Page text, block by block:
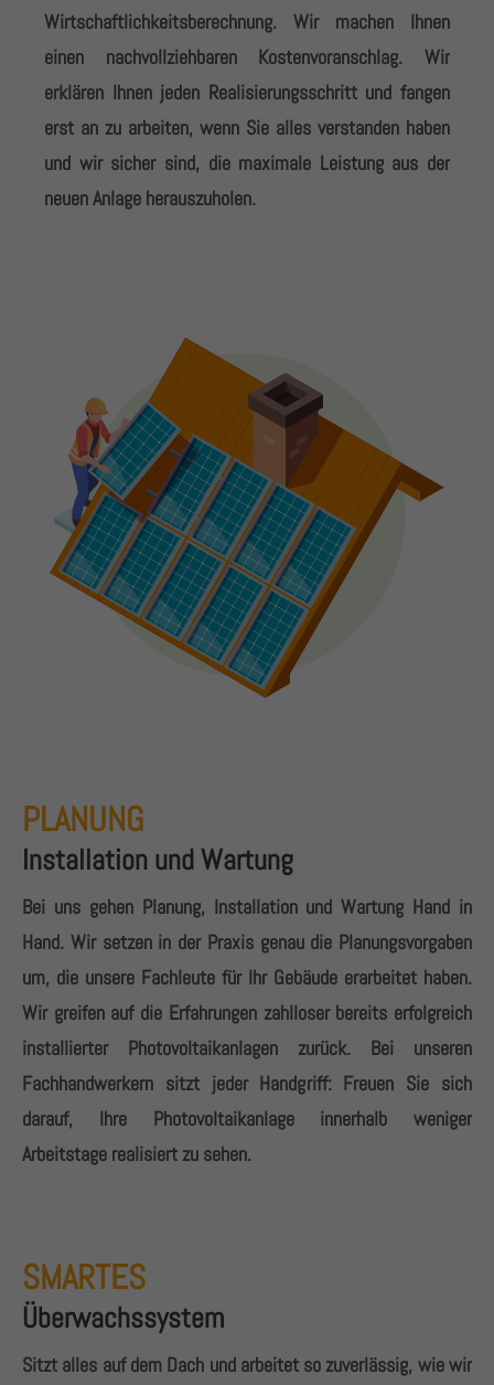
About us
Lorem ipsum dolor sit amet, consectetuer adipiscing
Aenean commodo ligula eget dolor. Aenean massa.
Wirtschaftlichkeitsberechnung. Wir machen Ihnen
einen nachvollziehbaren Kostenvoranschlag. Wir
erklären Ihnen jeden Realisierungsschritt und fangen
erst an zu arbeiten, wenn Sie alles verstanden haben
und wir sicher sind, die maximale Leistung aus der
neuen Anlage herauszuholen.
PLANUNG
Installation und Wartung
Bei uns gehen Planung, Installation und Wartung Hand in
Hand. Wir setzen in der Praxis genau die Planungsvorgaben
um, die unsere Fachleute für Ihr Gebäude erarbeitet haben.
Wir greifen auf die Erfahrungen zahlloser bereits erfolgreich
installierter Photovoltaikanlagen zurück. Bei unseren
Fachhandwerkern sitzt jeder Handgriff: Freuen Sie sich
darauf, Ihre Photovoltaikanlage innerhalb weniger
Arbeitstage realisiert zu sehen.
SMARTES
Überwachssystem
Sitzt alles auf dem Dach und arbeitet so zuverlässig, wie wir